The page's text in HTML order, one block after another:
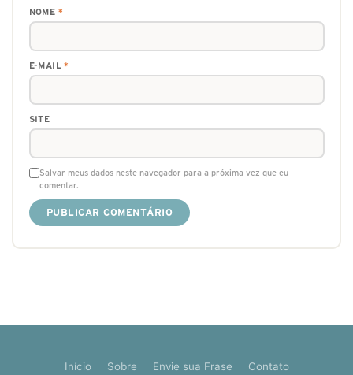
NOME *
E-MAIL*
SITE
Salvar meus dados neste navegador para a próxima vez que eu
comentar.
Início Sobre Envie sua Frase Contato